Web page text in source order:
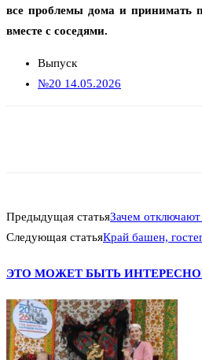
все проблемы дома и принимать
вместе с соседями.
Выпуск
№20 14.05.2026
Предыдущая статьяЗачем отключают
Следующая статьяКрай башен,
ЭТО МОЖЕТ БЫТЬ ИНТЕРЕСНО